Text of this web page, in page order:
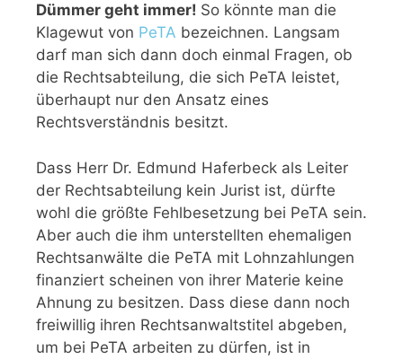
Dümmer geht immer! So könnte man die
Klagewut von PeTA bezeichnen. Langsam
darf man sich dann doch einmal Fragen, ob
die Rechtsabteilung, die sich PeTA leistet,
überhaupt nur den Ansatz eines
Rechtsverständnis besitzt.
Dass Herr Dr. Edmund Haferbeck als Leiter
der Rechtsabteilung kein Jurist ist, dürfte
wohl die größte Fehlbesetzung bei PeTA sein.
Aber auch die ihm unterstellten ehemaligen
Rechtsanwälte die PeTA mit Lohnzahlungen
finanziert scheinen von ihrer Materie keine
Ahnung zu besitzen. Dass diese dann noch
freiwillig ihren Rechtsanwaltstitel abgeben,
um bei PeTA arbeiten zu dürfen, ist in